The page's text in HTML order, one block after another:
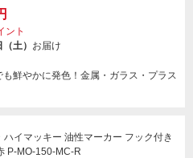
ント
土） お届け
鮮やかに発色！金属・ガラス・プラス
イマッキー 油性マーカー フック付き
P-MO-150-MC-R